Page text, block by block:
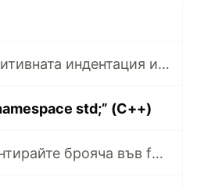
CODE TIPS #1 — Контра-интуитивната индентация и скобите в LISP
std;” (C++)
CODE TIPS #3 — Преинкрементирайте брояча във for цикли! (++C)